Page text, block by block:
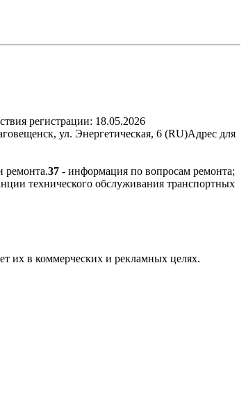
регистрации: 18.05.2026
ул. Энергетическая, 6 (RU)Адрес для
ремонта.37 - информация по вопросам ремонта;
технического обслуживания транспортных
их в коммерческих и рекламных целях.